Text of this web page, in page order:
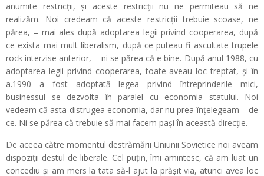
anumite restricții, și aceste restricții nu ne permiteau să ne
realizăm. Noi credeam că aceste restricții trebuie scoase, ne
părea, – mai ales după adoptarea legii privind cooperarea, după
ce exista mai mult liberalism, după ce puteau fi ascultate trupele
rock interzise anterior, – ni se părea că e bine. După anul 1988, cu
adoptarea legii privind cooperarea, toate aveau loc treptat, și în
a.1990 a fost adoptată legea privind întreprinderile mici,
businessul se dezvolta în paralel cu economia statului. Noi
vedeam că asta distrugea economia, dar nu prea înțelegeam – de
ce. Ni se părea că trebuie să mai facem pași în această direcție.
De aceea către momentul destrămării Uniunii Sovietice noi aveam
dispoziții destul de liberale. Cel puțin, îmi amintesc, că am luat un
concediu și am mers la tata să-l ajut la prășit via, atunci avea loc